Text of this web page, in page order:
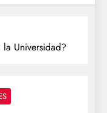
Universidad?